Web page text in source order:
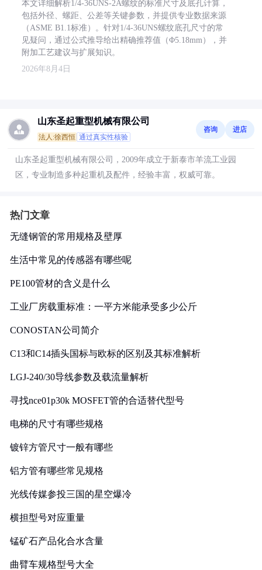
本文详细解析1/4-36UNS-2A螺纹的标准尺寸及底孔计算，
包括外径、螺距、公差等关键参数，并提供专业数据来源
（ASME B1.1标准）。针对1/4-36UNS螺纹底孔尺寸的常
见疑问，通过公式推导给出精确推荐值（Φ5.18mm），并
附加工艺建议与扩展知识。
2026年8月4日
山东圣起重型机械有限公司
法人:徐西恒 通过真实性核验
咨询 进店
山东圣起重型机械有限公司，2009年成立于新泰市羊流工业园
区，专业制造多种起重机及配件，经验丰富，权威可靠。
热门文章
无缝钢管的常用规格及壁厚
生活中常见的传感器有哪些呢
PE100管材的含义是什么
工业厂房载重标准：一平方米能承受多少公斤
CONOSTAN公司简介
C13和C14插头国标与欧标的区别及其标准解析
LGJ-240/30导线参数及载流量解析
寻找nce01p30k MOSFET管的合适替代型号
电梯的尺寸有哪些规格
镀锌方管尺寸一般有哪些
铝方管有哪些常见规格
光线传媒参投三国的星空爆冷
横担型号对应重量
锰矿石产品化合水含量
曲臂车规格型号大全